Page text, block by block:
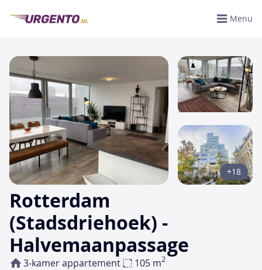
Menu
Rotterdam
(Stadsdriehoek) -
Halvemaanpassage
3-kamer appartement 105 m2
+18